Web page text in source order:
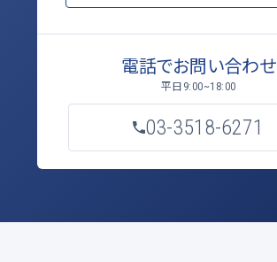
電話でお問い合わせ
平日 9:00~18:00
03-3518-6271